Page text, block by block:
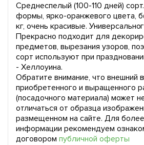
Среднеспелый (100-110 дней)
формы, ярко-оранжевого цвета,
кг, очень красивые.
Прекрасно подходит для
предметов, вырезания узоров,
сорт используют при
- Хеллоуина.
Обратите внимание, что внешний
приобретенного и выращенного
(посадочного материала) может
отличаться от образца
размещенном на сайте. Для
информации рекомендуем
договором публичной оферты